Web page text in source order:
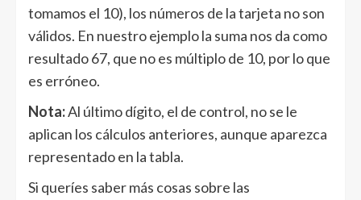
tomamos el 10), los números de la tarjeta no son
válidos. En nuestro ejemplo la suma nos da como
resultado 67, que no es múltiplo de 10, por lo que
es erróneo.
Nota:Al último dígito, el de control, no se le
aplican los cálculos anteriores, aunque aparezca
representado en la tabla.
Si queríes saber más cosas sobre las